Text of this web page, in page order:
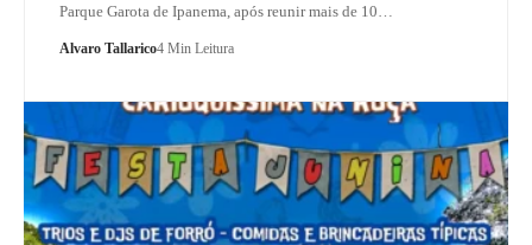
Parque Garota de Ipanema, após reunir mais de 10…
Alvaro Tallarico4 Min Leitura